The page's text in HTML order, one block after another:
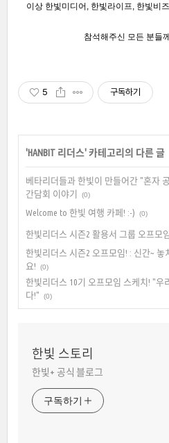
이상 한빛미디어, 한빛라이프, 한빛비
참석해주신 모든 분들
5 구독하기
'HANBIT 리더스' 카테고리의 다른 글
베타리더들과 한빛이 만들어간 "혼자
간담회 이야기
(0)
Welcome to 한빛 여행 카페! :-) (0)
한빛리더스 시즌2 활용서 그룹 오프모
한빛리더스 시즌2 오프모임! : 신간~ 놓
요!
(0)
한빛리더스 10기 오프모임 스케치! "우
다!"
(0)
한빛 스토리
한빛+ 공식 블로그
구독하기